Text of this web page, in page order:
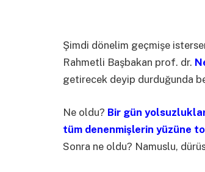
Şimdi dönelim geçmişe
Rahmetli Başbakan prof. dr.
getirecek deyip durduğunda
Ne oldu? Bir gün
tüm denenmişlerin yüzüne
Sonra ne oldu? Namuslu,